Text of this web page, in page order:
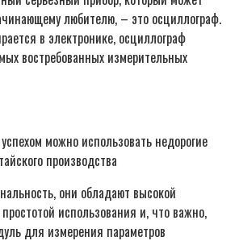
любителю, – это осциллограф.
в электронике, осциллограф
востребованных измерительных
можно использовать недорогие
производства
они обладают высокой
использования и, что важно,
для измерения параметров